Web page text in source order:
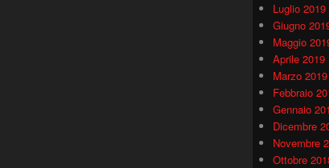
Luglio 2019
Giugno
Maggio
Aprile 2019
Marzo 2019
Febbraio
Gennaio
Dicembre
Novembre
Ottobre